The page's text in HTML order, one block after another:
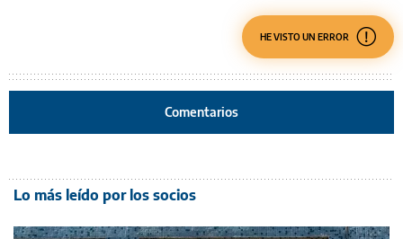
HE VISTO UN ERROR
Comentarios
Lo más leído por los socios